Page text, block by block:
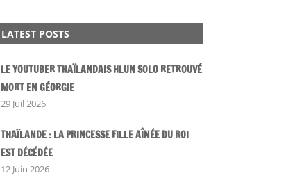
LATEST POSTS
LE YOUTUBER THAÏLANDAIS HLUN SOLO RETROUVÉ
MORT EN GÉORGIE
29 Juil 2026
THAÏLANDE : LA PRINCESSE FILLE AÎNÉE DU ROI
EST DÉCÉDÉE
12 Juin 2026